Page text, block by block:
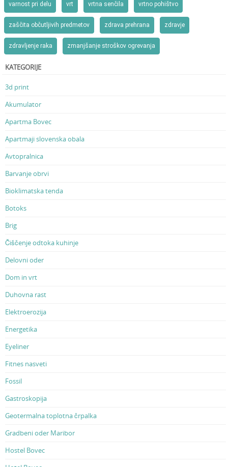
varnost pri delu vrt vrtna senčila vrtno pohištvo
zaščita občutljivih predmetov zdrava prehrana zdravje
zdravljenje raka zmanjšanje stroškov ogrevanja
KATEGORIJE
3d print
Akumulator
Apartma Bovec
Apartmaji slovenska obala
Avtopralnica
Barvanje obrvi
Bioklimatska tenda
Botoks
Brig
Čiščenje odtoka kuhinje
Delovni oder
Dom in vrt
Duhovna rast
Elektroerozija
Energetika
Eyeliner
Fitnes nasveti
Fossil
Gastroskopija
Geotermalna toplotna črpalka
Gradbeni oder Maribor
Hostel Bovec